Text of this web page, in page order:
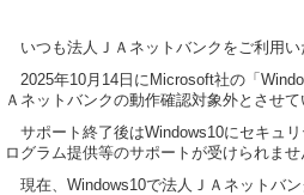
いつも法人ＪＡネットバンクをご利用い
2025年10月14日にMicrosoft社の「
Ａネットバンクの動作確認対象外とさせて
サポート終了後はWindows10にセキュ
ログラム提供等のサポートが受けられませ
現在、Windows10で法人ＪＡネットバ